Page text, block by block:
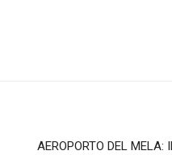
AEROPORTO DEL MELA: